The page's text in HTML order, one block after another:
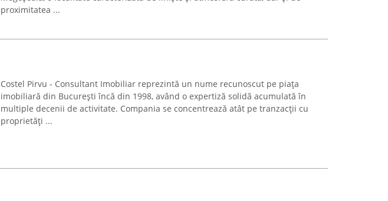
proximitatea ...
Costel Pirvu - Consultant Imobiliar reprezintă un nume recunoscut pe piața
imobiliară din București încă din 1998, având o expertiză solidă acumulată în
multiple decenii de activitate. Compania se concentrează atât pe tranzacții cu
proprietăți ...